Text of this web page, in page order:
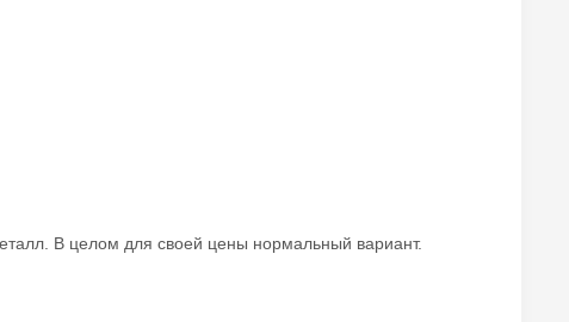
В целом для своей цены нормальный вариант.